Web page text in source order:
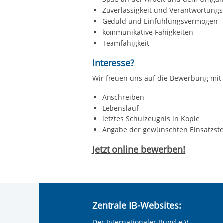
Zuverlässigkeit und
Geduld und Einfühlungsvermögen
kommunikative Fähigkeiten
Teamfähigkeit
Interesse?
Wir freuen uns auf die Bewerbung mit
Anschreiben
Lebenslauf
letztes Schulzeugnis in Kopie
Angabe der gewünschten
Jetzt online bewerben!
Zentrale IB-Websites: